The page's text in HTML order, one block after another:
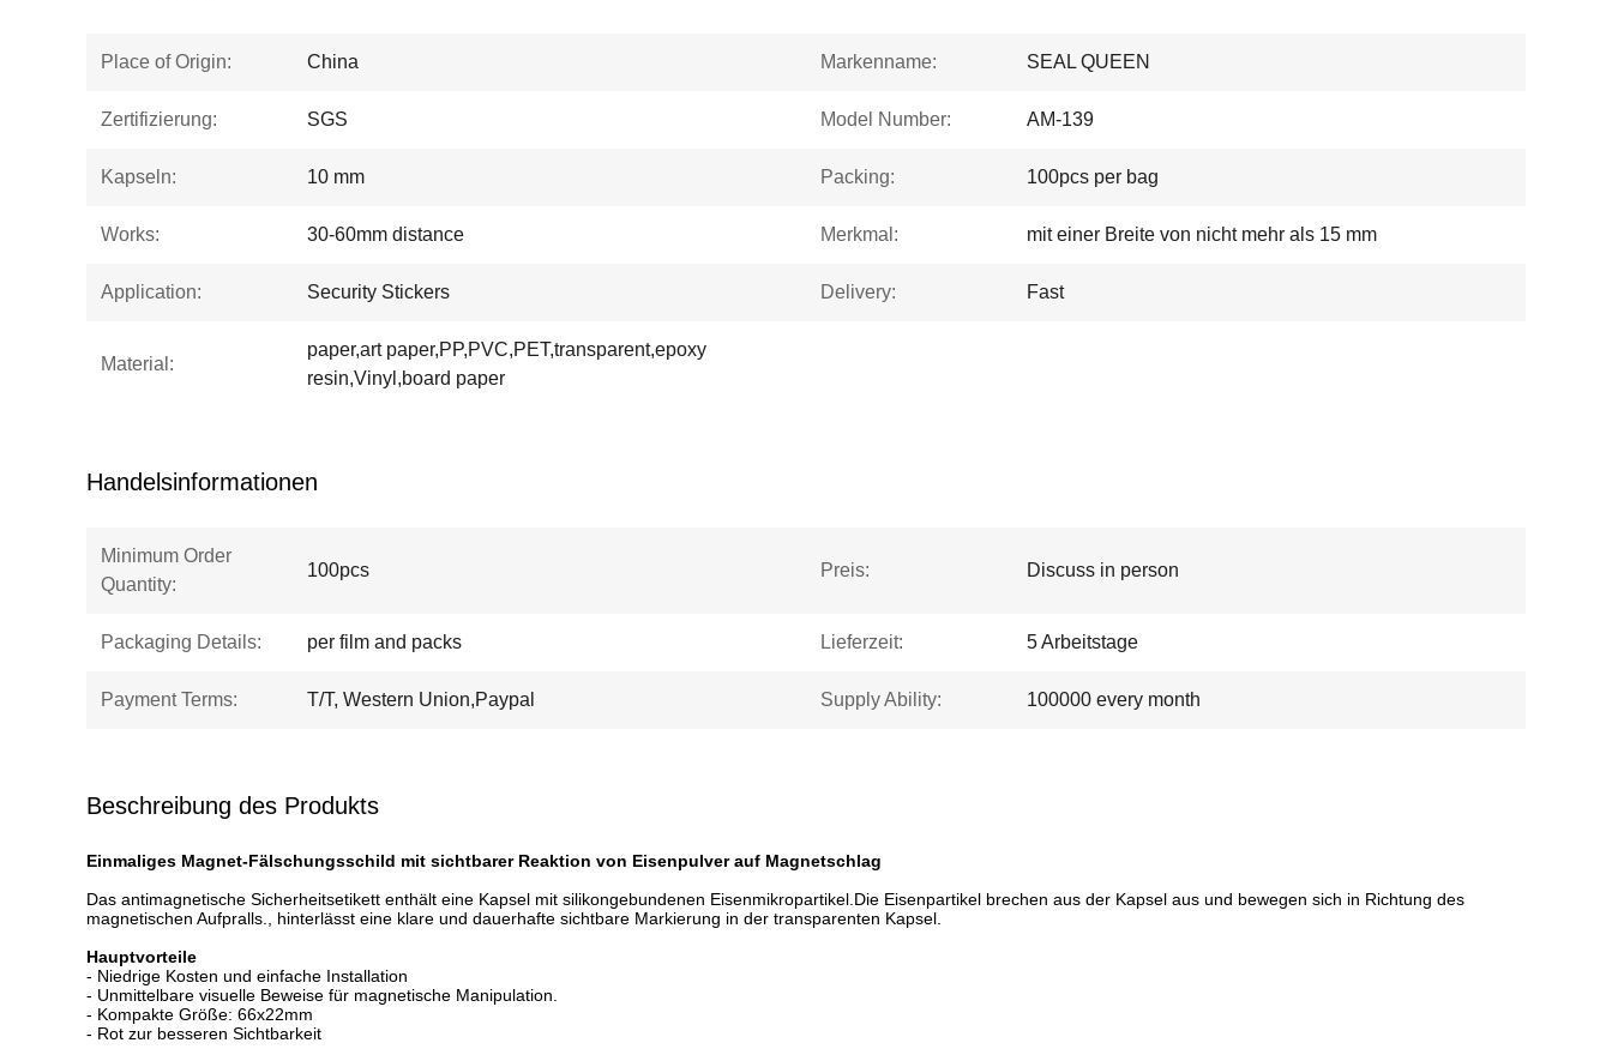
Place of Origin: China Markenname: SEAL QUEEN
Zertifizierung: SGS Model Number: AM-139
Kapseln: 10 mm Packing: 100pcs per bag
Works: 30-60mm distance Merkmal: mit einer Breite von nicht mehr als 15 mm
Application: Security Stickers Delivery: Fast
Material:
paper,art paper,PP,PVC,PET,transparent,epoxy
resin,Vinyl,board paper
Handelsinformationen
Minimum Order
Quantity:
100pcs Preis: Discuss in person
Packaging Details: per film and packs Lieferzeit: 5 Arbeitstage
Payment Terms: T/T, Western Union,Paypal Supply Ability: 100000 every month
Beschreibung des Produkts
Einmaliges Magnet-Fälschungsschild mit sichtbarer Reaktion von Eisenpulver auf Magnetschlag
Das antimagnetische Sicherheitsetikett enthält eine Kapsel mit silikongebundenen Eisenmikropartikel.Die Eisenpartikel brechen aus der Kapsel aus und bewegen sich in Richtung des
magnetischen Aufpralls., hinterlässt eine klare und dauerhafte sichtbare Markierung in der transparenten Kapsel.
Hauptvorteile
- Niedrige Kosten und einfache Installation
- Unmittelbare visuelle Beweise für magnetische Manipulation.
- Kompakte Größe: 66x22mm
- Rot zur besseren Sichtbarkeit